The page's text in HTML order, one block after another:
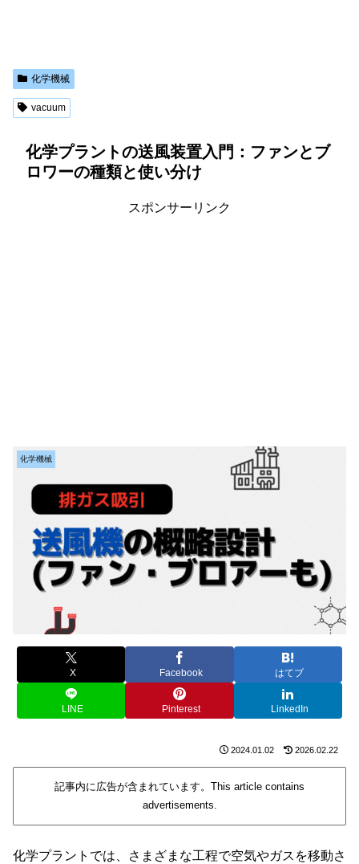
化学機械
vacuum
化学プラントの送風装置入門：ファンとブ
ロワーの種類と使い分け
スポンサーリンク
化学機械
X Facebook はてブ
LINE Pinterest LinkedIn
2024.01.02 2026.02.22
記事内に広告が含まれています。This article contains
advertisements.
化学プラントでは、さまざまな工程で空気やガスを移動さ